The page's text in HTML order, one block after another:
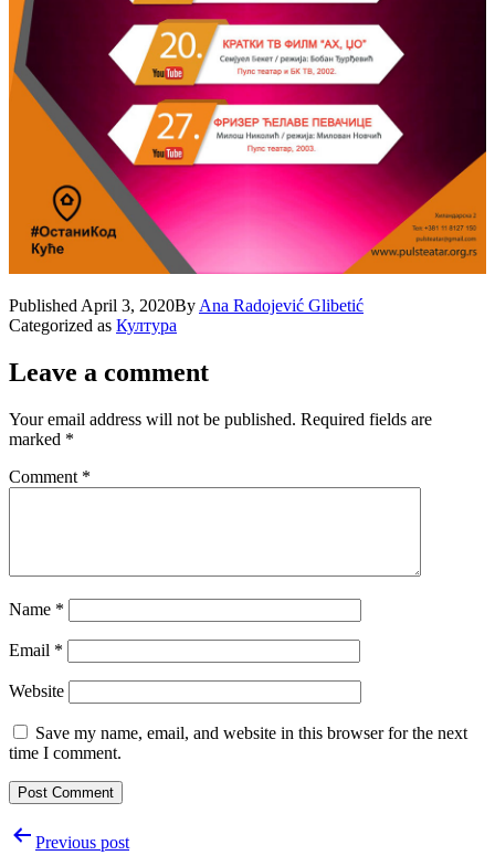
Published April 3, 2020By Ana Radojević Glibetić
Categorized as Култура
Leave a comment
Your email address will not be published. Required fields are
marked *
Comment *
Name *
Email *
Website
Save my name, email, and website in this browser for the next
time I comment.
PostPrevious post